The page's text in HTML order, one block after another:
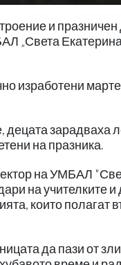
и
„Света
изработени
зарадваха
на празника.
на УМБАЛ
на учителките
които
да пази от